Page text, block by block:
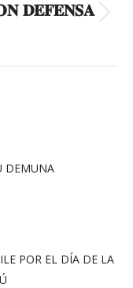
𝐃𝐄𝐅𝐄𝐍𝐒𝐀
DEMUNA
POR EL DÍA DE LA